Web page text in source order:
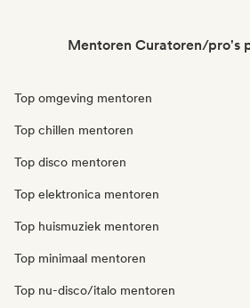
Mentoren Curatoren/pro's
Top omgeving mentoren
Top chillen mentoren
Top disco mentoren
Top elektronica mentoren
Top huismuziek mentoren
Top minimaal mentoren
Top nu-disco/italo mentoren